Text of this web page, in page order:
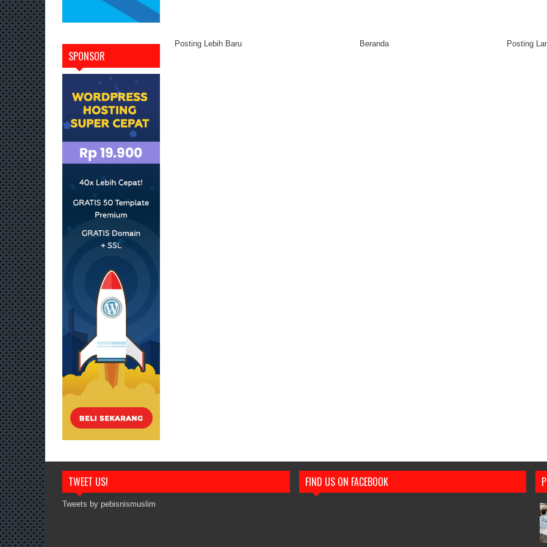
SPONSOR
Posting Lebih Baru Posting
Beranda
TWEET US!
Tweets by pebisnismuslim
FIND US ON FACEBOOK